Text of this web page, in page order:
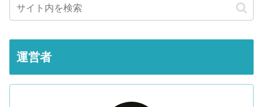
運営者